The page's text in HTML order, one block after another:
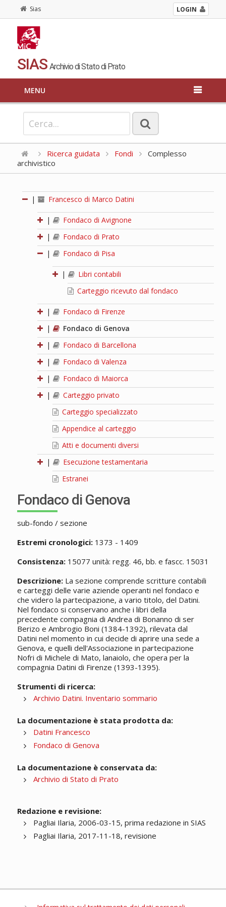
Sias LOGIN
SIAS Archivio di Stato di Prato
MENU
Ricerca guidata Fondi
Complesso
archivistico
| Francesco di Marco Datini
|
Fondaco di Avignone
|
Fondaco di Prato
|
Fondaco di Pisa
|
Libri contabili
Carteggio ricevuto dal fondaco
|
Fondaco di Firenze
|
Fondaco di Genova
|
Fondaco di Barcellona
|
Fondaco di Valenza
|
Fondaco di Maiorca
|
Carteggio privato
Carteggio specializzato
Appendice al carteggio
Atti e documenti diversi
|
Esecuzione testamentaria
Estranei
Fondaco di Genova
sub-fondo / sezione
Estremi cronologici:1373 - 1409
Consistenza:15077 unità: regg. 46, bb. e fascc. 15031
Descrizione:La sezione comprende scritture contabili
e carteggi delle varie aziende operanti nel fondaco e
che videro la partecipazione, a vario titolo, del Datini.
Nel fondaco si conservano anche i libri della
precedente compagnia di Andrea di Bonanno di ser
Berizo e Ambrogio Boni (1384-1392), rilevata dal
Datini nel momento in cui decide di aprire una sede a
Genova, e quelli dell'Associazione in partecipazione
Nofri di Michele di Mato, lanaiolo, che opera per la
compagnia Datini di Firenze (1393-1395).
Strumenti di ricerca:
Archivio Datini. Inventario sommario
La documentazione è stata prodotta da:
Datini Francesco
Fondaco di Genova
La documentazione è conservata da:
Archivio di Stato di Prato
Redazione e revisione:
Pagliai Ilaria, 2006-03-15, prima redazione in SIAS
Pagliai Ilaria, 2017-11-18, revisione